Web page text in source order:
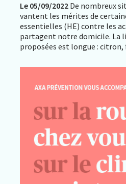
Le 05/09/2022 De nombreux
vantent les mérites de
essentielles (HE) contre les
partagent notre domicile. La
proposées est longue :